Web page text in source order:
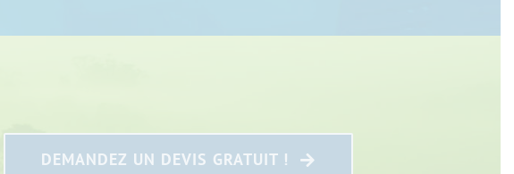
DEMANDEZ UN DEVIS GRATUIT !